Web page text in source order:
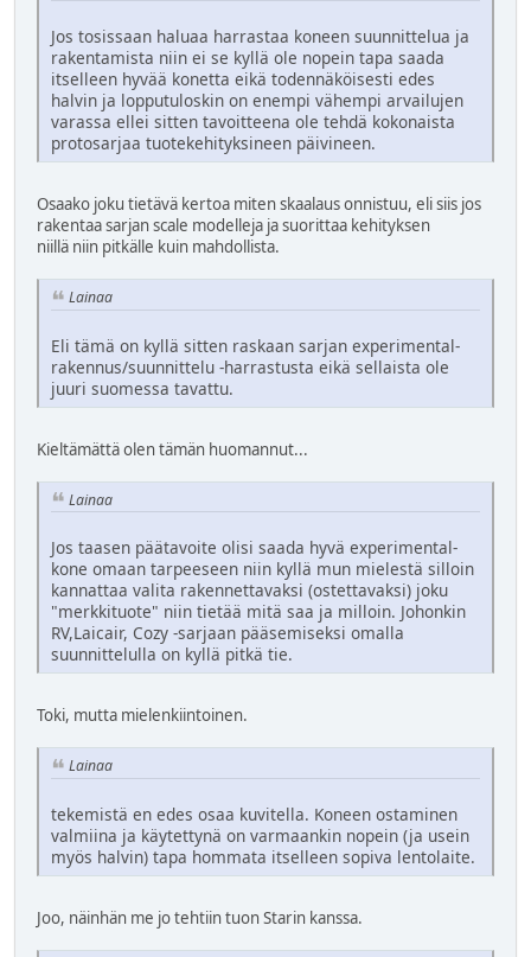
Jos tosissaan haluaa harrastaa koneen suunnittelua ja
rakentamista niin ei se kyllä ole nopein tapa saada
itselleen hyvää konetta eikä todennäköisesti edes
halvin ja lopputuloskin on enempi vähempi arvailujen
varassa ellei sitten tavoitteena ole tehdä kokonaista
protosarjaa tuotekehityksineen päivineen.
Osaako joku tietävä kertoa miten skaalaus onnistuu, eli siis jos
rakentaa sarjan scale modelleja ja suorittaa kehityksen
niillä niin pitkälle kuin mahdollista.
Lainaa
Eli tämä on kyllä sitten raskaan sarjan experimental-
rakennus/suunnittelu -harrastusta eikä sellaista ole
juuri suomessa tavattu.
Kieltämättä olen tämän huomannut...
Lainaa
Jos taasen päätavoite olisi saada hyvä experimental-
kone omaan tarpeeseen niin kyllä mun mielestä silloin
kannattaa valita rakennettavaksi (ostettavaksi) joku
"merkkituote" niin tietää mitä saa ja milloin. Johonkin
RV,Laicair, Cozy -sarjaan pääsemiseksi omalla
suunnittelulla on kyllä pitkä tie.
Toki, mutta mielenkiintoinen.
Lainaa
tekemistä en edes osaa kuvitella. Koneen ostaminen
valmiina ja käytettynä on varmaankin nopein (ja usein
myös halvin) tapa hommata itselleen sopiva lentolaite.
Joo, näinhän me jo tehtiin tuon Starin kanssa.